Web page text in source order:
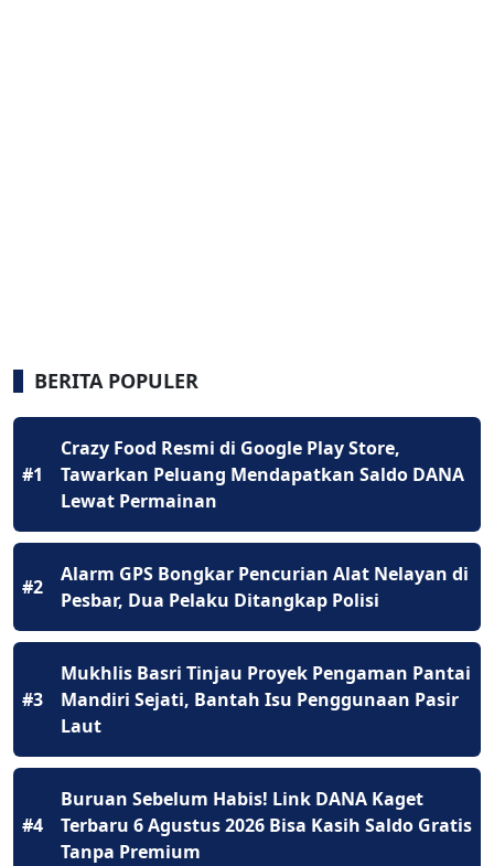
BERITA POPULER
#1
Crazy Food Resmi di Google Play Store,
Tawarkan Peluang Mendapatkan Saldo DANA
Lewat Permainan
#2
Alarm GPS Bongkar Pencurian Alat Nelayan di
Pesbar, Dua Pelaku Ditangkap Polisi
#3
Mukhlis Basri Tinjau Proyek Pengaman Pantai
Mandiri Sejati, Bantah Isu Penggunaan Pasir
Laut
#4
Buruan Sebelum Habis! Link DANA Kaget
Terbaru 6 Agustus 2026 Bisa Kasih Saldo Gratis
Tanpa Premium